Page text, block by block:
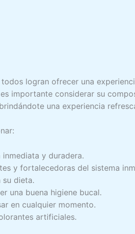
logran ofrecer una
importante considerar su
una experiencia
y duradera.
y fortalecedoras del sistema
su dieta.
una buena higiene bucal.
en cualquier momento.
artificiales.